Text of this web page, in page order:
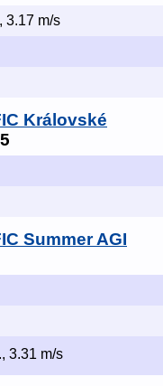
3.17 m/s
Královské
Summer AGI
3.31 m/s